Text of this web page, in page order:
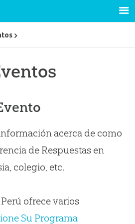
acerca de como
de Respuestas en
colegio, etc.
ofrece varios
Su Programa